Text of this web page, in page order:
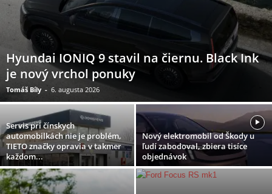
Hyundai IONIQ 9 stavil na čiernu. Black Ink
je nový vrchol ponuky
Tomáš Bíly - 6. augusta 2026
Servis pri čínskych
automobilkách nie je problém,
TIETO značky opravia v takmer
každom...
Nový elektromobil od Škody u
ľudí zabodoval, zbiera tisíce
objednávok